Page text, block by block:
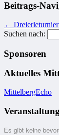
Beitrags-
← Dreierleturnier
Suchen nach:
Sponsoren
Aktuelles
MittelbergEcho
Veranstaltung
Es gibt keine